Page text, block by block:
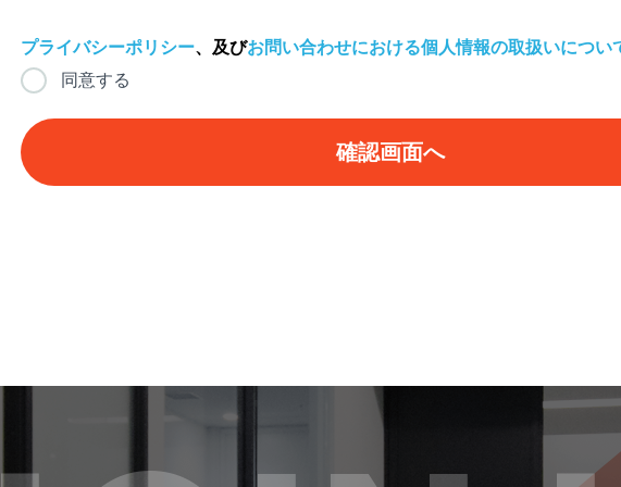
プライバシーポリシー、及びお問い合わせにおける個人情報の取扱いについ
同意する